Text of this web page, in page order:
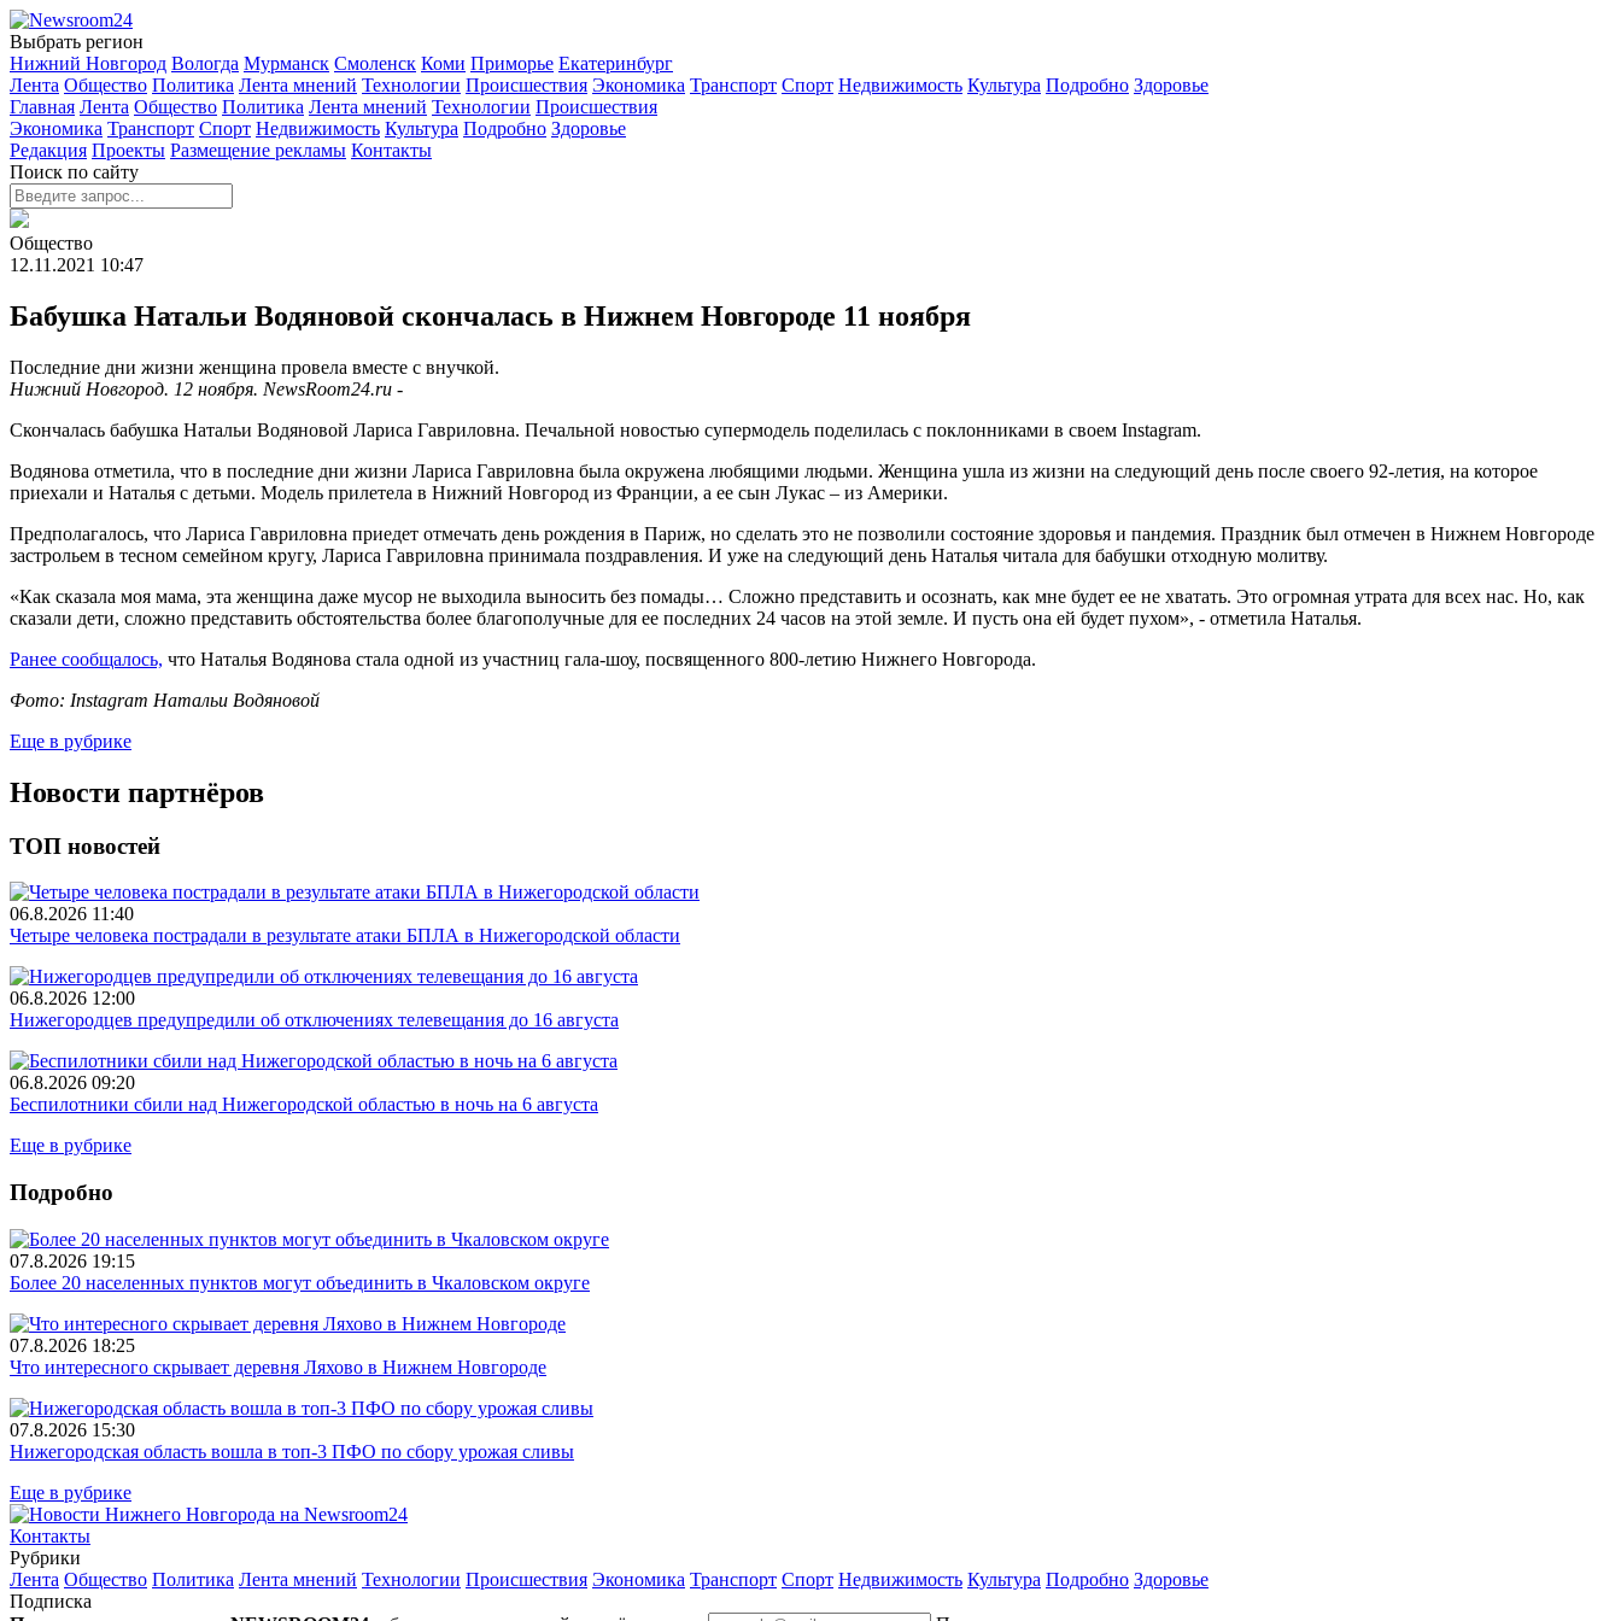
Выбрать регион
Нижний Новгород Вологда Мурманск Смоленск Коми Приморье Екатеринбург
Лента Общество Политика Лента мнений Технологии Происшествия Экономика Транспорт Спорт Недвижимость Культура Подробно Здоровье
Главная Лента Общество Политика Лента мнений Технологии Происшествия
Экономика Транспорт Спорт Недвижимость Культура Подробно Здоровье
Редакция Проекты Размещение рекламы Контакты
Поиск по сайту
Общество
12.11.2021 10:47
Бабушка Натальи Водяновой скончалась в Нижнем Новгороде 11 ноября
Последние дни жизни женщина провела вместе с внучкой.
Нижний Новгород. 12 ноября. NewsRoom24.ru -
Скончалась бабушка Натальи Водяновой Лариса Гавриловна. Печальной новостью супермодель поделилась с поклонниками в своем Instagram.
Водянова отметила, что в последние дни жизни Лариса Гавриловна была окружена любящими людьми. Женщина ушла из жизни на следующий день после своего 92-летия, на которое
приехали и Наталья с детьми. Модель прилетела в Нижний Новгород из Франции, а ее сын Лукас – из Америки.
Предполагалось, что Лариса Гавриловна приедет отмечать день рождения в Париж, но сделать это не позволили состояние здоровья и пандемия. Праздник был отмечен в Нижнем Новгороде
застрольем в тесном семейном кругу, Лариса Гавриловна принимала поздравления. И уже на следующий день Наталья читала для бабушки отходную молитву.
«Как сказала моя мама, эта женщина даже мусор не выходила выносить без помады… Сложно представить и осознать, как мне будет ее не хватать. Это огромная утрата для всех нас. Но, как
сказали дети, сложно представить обстоятельства более благополучные для ее последних 24 часов на этой земле. И пусть она ей будет пухом», - отметила Наталья.
Ранее сообщалось, что Наталья Водянова стала одной из участниц гала-шоу, посвященного 800-летию Нижнего Новгорода.
Фото: Instagram Натальи Водяновой
Еще в рубрике
Новости партнёров
ТОП новостей
06.8.2026 11:40
Четыре человека пострадали в результате атаки БПЛА в Нижегородской области
06.8.2026 12:00
Нижегородцев предупредили об отключениях телевещания до 16 августа
06.8.2026 09:20
Беспилотники сбили над Нижегородской областью в ночь на 6 августа
Еще в рубрике
Подробно
07.8.2026 19:15
Более 20 населенных пунктов могут объединить в Чкаловском округе
07.8.2026 18:25
Что интересного скрывает деревня Ляхово в Нижнем Новгороде
07.8.2026 15:30
Нижегородская область вошла в топ-3 ПФО по сбору урожая сливы
Еще в рубрике
Контакты
Рубрики
Лента Общество Политика Лента мнений Технологии Происшествия Экономика Транспорт Спорт Недвижимость Культура Подробно Здоровье
Подписка